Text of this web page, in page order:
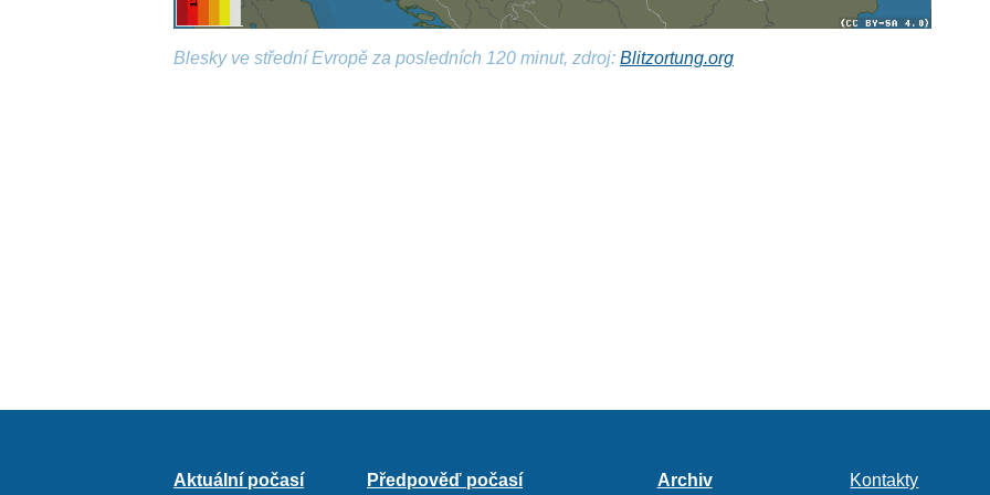
Blesky ve střední Evropě za posledních 120 minut, zdroj:Blitzortung.org
Aktuální počasí Předpověď počasí Archiv Kontakty